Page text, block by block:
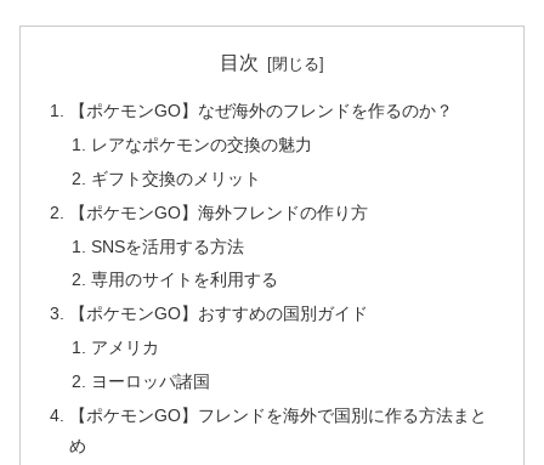
目次
【ポケモンGO】なぜ海外のフレンドを作るのか？
レアなポケモンの交換の魅力
ギフト交換のメリット
【ポケモンGO】海外フレンドの作り方
SNSを活用する方法
専用のサイトを利用する
【ポケモンGO】おすすめの国別ガイド
アメリカ
ヨーロッパ諸国
【ポケモンGO】フレンドを海外で国別に作る方法まと
め